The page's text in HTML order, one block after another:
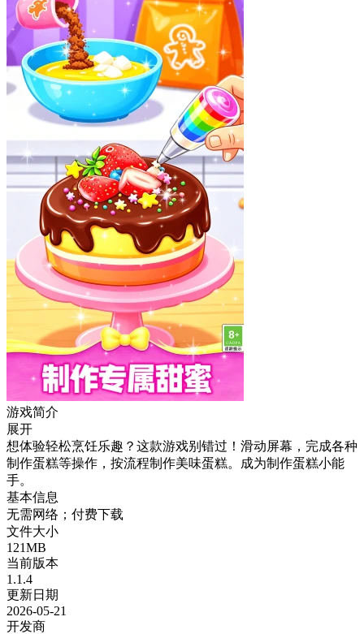
游戏简介
展开
想体验轻松烹饪乐趣？这款游戏别错过！滑动屏幕，完成各种
制作蛋糕等操作，按流程制作美味蛋糕。成为制作蛋糕小能
手。
基本信息
无需网络；付费下载
文件大小
121MB
当前版本
1.1.4
更新日期
2026-05-21
开发商